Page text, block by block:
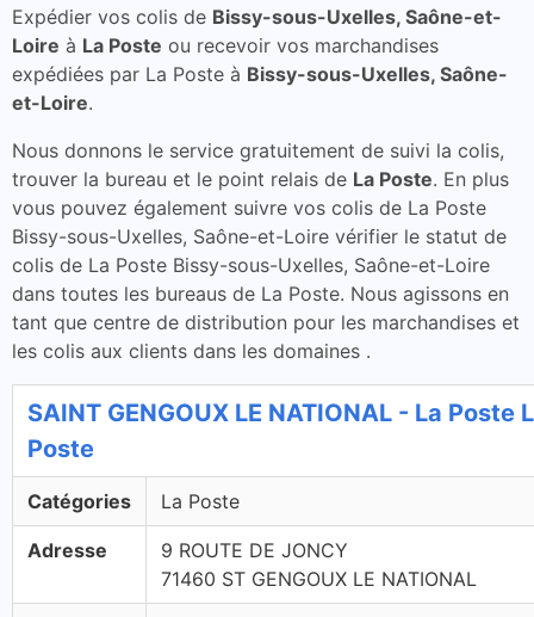
Expédier vos colis de Bissy-sous-Uxelles, Saône-et-
Loire à La Poste ou recevoir vos marchandises
expédiées par La Poste à Bissy-sous-Uxelles, Saône-
et-Loire.
Nous donnons le service gratuitement de suivi la colis,
trouver la bureau et le point relais de La Poste. En plus
vous pouvez également suivre vos colis de La Poste
Bissy-sous-Uxelles, Saône-et-Loire vérifier le statut de
colis de La Poste Bissy-sous-Uxelles, Saône-et-Loire
dans toutes les bureaus de La Poste. Nous agissons en
tant que centre de distribution pour les marchandises et
les colis aux clients dans les domaines .
SAINT GENGOUX LE NATIONAL - La Poste
Poste
Catégories La Poste
Adresse
9 ROUTE DE JONCY
71460 ST GENGOUX LE NATIONAL